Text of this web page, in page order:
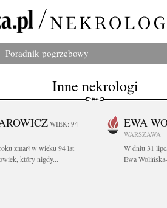
Poradnik pogrzebowy
Inne nekrologi
WIEK: 94
zmarł w wieku 94 lat
który nigdy...
EWA
WARSZAWA
W dniu 31
Ewa